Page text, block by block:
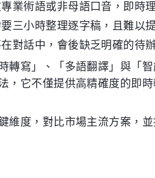
業術語或非母語口音，即時
三小時整理逐字稿，且難以
對話中，會後缺乏明確的待
轉寫」、「多語翻譯」與「智
，它不僅提供高精確度的即
維度，對比市場主流方案，